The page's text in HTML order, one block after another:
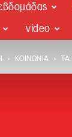
video
ΚΟΙΝΩΝΊΑ ΤΑ